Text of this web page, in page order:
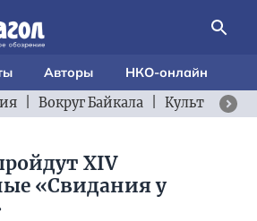
Авторы
НКО-онлайн
Вокруг Байкала Культурный
XIV
«Свидания у